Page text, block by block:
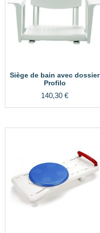
Siège de bain avec dossier
Profilo
140,30 €